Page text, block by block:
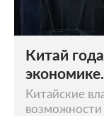
Китай
экономике.
Китайские